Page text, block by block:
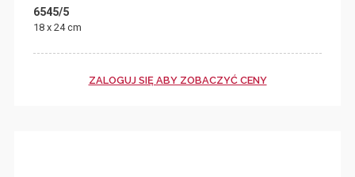
6545/5
18 x 24 cm
ZALOGUJ SIĘ ABY ZOBACZYĆ CENY